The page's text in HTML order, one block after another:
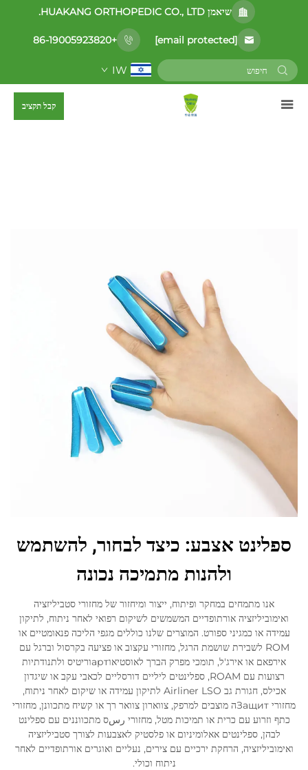
שיאמן HUAKANG ORTHOPEDIC CO., LTD.
[email protected]
+86-19005923820
IW
קבל תקציב
ספלינט אצבע: כיצד לבחור, להשתמש
ולהנות מתמיכה נכונה
אנו מתמחים במחקר ופיתוח, ייצור ומיחזור של מחזורי סטביליזציה
ואימוביליזציה אורתופדיים המשמשים לשיקום רפואי לאחר ניתוח, לתיקון
עמידה או כמגיני ספורט. המוצרים שלנו כוללים מגפי הליכה פנאומטיים או
ROM לשבירת שושמת הרגל, מחזורי עקצוב או פציעה בקרסול וברגל עם
אירפאם או אירג'ל, תומכי מפרק הברך לאוסטיאוартוריטיס ולתנודתיות
רצועות עם ROAM, ספלינטים ליליים דורסליים לכאבי עקב או שיגדון
אכילס, חגורת גב Airliner LSO לתיקון עמידה או שיקום לאחר ניתוח,
מחזורי Защитה מוצבים למרפק, צווארון צוואר רך או קשיח מתכוונן, מחזורי
כתף וזרוע עם כרית או תמיכות מטל, מחזורי رسס מתכווננים עם ספלינט
לבהן, ספלינטים אאלומיניום או פלסטיק לאצבעות לצורך סטביליזציה
ואימוביליזציה, הרחקת ירכיים עם צירים, נעליים ואוגרים אורתופדיים לאחר
ניתוח וכולי.